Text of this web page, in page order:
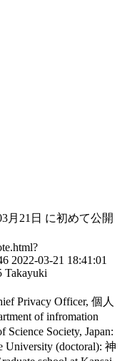
月21日 に初めて公開
2022-03-21 18:41:01
Takayuki
Privacy Officer, 個人
of infromation
Science Society, Japan:
University (doctoral): 神